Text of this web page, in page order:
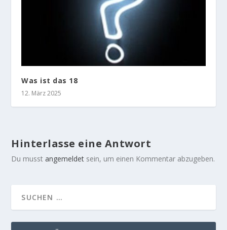
Was ist das 18
12. März 2025
Hinterlasse eine Antwort
Du musstangemeldet sein, um einen Kommentar abzugeben.